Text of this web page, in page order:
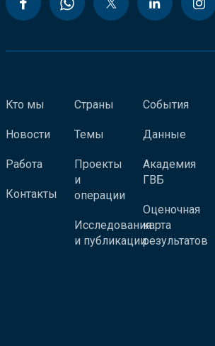
Кто мы
Новости
Работа
Контакты
Страны
Темы
Проекты
и
операции
Исследования
и публикации
События
Данные
Академия
ГВБ
Оценочная
карта
результатов